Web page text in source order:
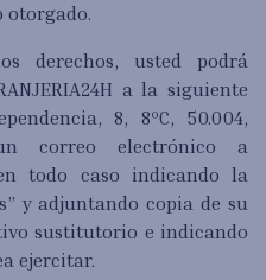
otorgado.
derechos, usted podrá
a la siguiente
8, 8ºC, 50.004,
correo electrónico a
todo caso indicando la
y adjuntando copia de su
sustitutorio e indicando
ejercitar.